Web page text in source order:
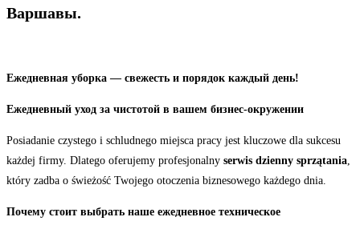
Варшавы.
Ежедневная уборка — свежесть и порядок каждый день!
Ежедневный уход за чистотой в вашем бизнес-окружении
Posiadanie czystego i schludnego miejsca pracy jest kluczowe dla sukcesu
każdej firmy. Dlatego oferujemy profesjonalny serwis dzienny sprzątania,
który zadba o świeżość Twojego otoczenia biznesowego każdego dnia.
Почему стоит выбрать наше ежедневное техническое